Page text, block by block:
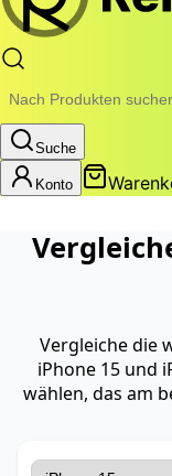
Suche
Konto
Vergleiche die
iPhone 15 und
wählen, das am